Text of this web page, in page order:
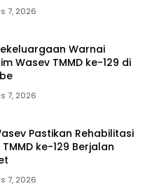
7, 2026
Warnai
Wasev TMMD ke-129 di
7, 2026
Pastikan Rehabilitasi
ke-129 Berjalan
7, 2026